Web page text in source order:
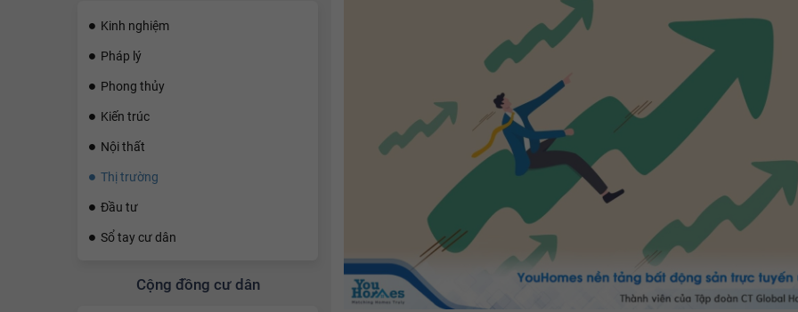
Kinh nghiệm
Pháp lý
Phong thủy
Kiến trúc
Nội thất
Thị trường
Đầu tư
Sổ tay cư dân
Cộng đồng cư dân